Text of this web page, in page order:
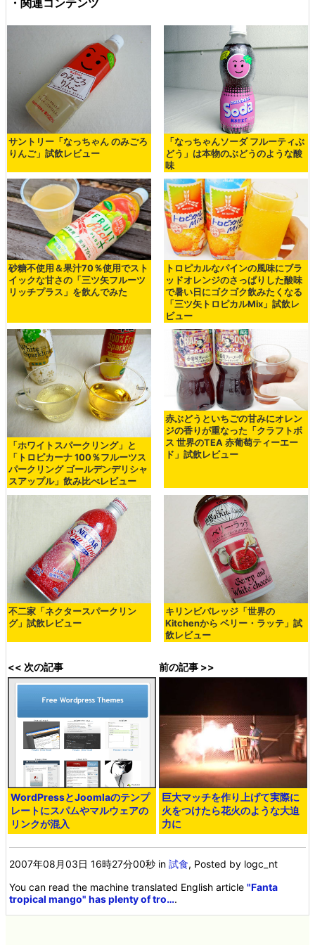
・関連コンテンツ
サントリー「なっちゃん のみごろ
りんご」試飲レビュー
「なっちゃんソーダ フルーティぶ
どう」は本物のぶどうのような酸
味
砂糖不使用＆果汁70％使用でスト
イックな甘さの「三ツ矢フルーツ
リッチプラス」を飲んでみた
トロピカルなパインの風味にブラ
ッドオレンジのさっぱりした酸味
で暑い日にゴクゴク飲みたくなる
「三ツ矢トロピカルMix」試飲レ
ビュー
「ホワイトスパークリング」と
「トロピカーナ 100％フルーツス
パークリング ゴールデンデリシャ
スアップル」飲み比べレビュー
赤ぶどうといちごの甘みにオレン
ジの香りが重なった「クラフトボ
ス 世界のTEA 赤葡萄ティーエー
ド」試飲レビュー
不二家「ネクタースパークリン
グ」試飲レビュー
キリンビバレッジ「世界の
Kitchenから ベリー・ラッテ」試
飲レビュー
<< 次の記事
WordPressとJoomlaのテンプ
レートにスパムやマルウェアの
リンクが混入
前の記事 >>
巨大マッチを作り上げて実際に
火をつけたら花火のような大迫
力に
2007年08月03日 16時27分00秒 in試食, Posted by logc_nt
You can read the machine translated English article"Fanta
tropical mango" has plenty of tro….